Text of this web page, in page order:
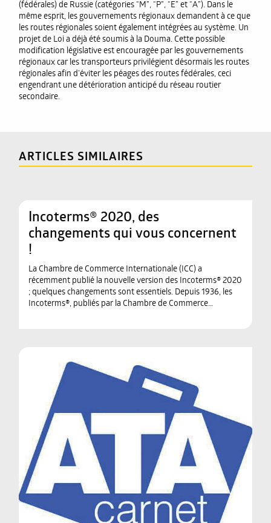
(fédérales) de Russie (catégories “M”, “P”, “E” et “A”). Dans le
même esprit, les gouvernements régionaux demandent à ce que
les routes régionales soient également intégrées au système. Un
projet de Loi a déjà été soumis à la Douma. Cette possible
modification législative est encouragée par les gouvernements
régionaux car les transporteurs privilégient désormais les routes
régionales afin d’éviter les péages des routes fédérales, ceci
engendrant une détérioration anticipé du réseau routier
secondaire.
ARTICLES SIMILAIRES
Incoterms® 2020, des
changements qui vous concernent
!
La Chambre de Commerce Internationale (ICC) a
récemment publié la nouvelle version des Incoterms® 2020
; quelques changements sont essentiels. Depuis 1936, les
Incoterms®, publiés par la Chambre de Commerce…